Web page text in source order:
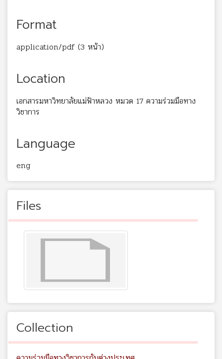
Format
application/pdf (3 หน้า)
Location
เอกสารมหาวิทยาลัยแม่ฟ้าหลวง หมวด 17 ความร่วมมือทาง
วิชาการ
Language
eng
Files
Collection